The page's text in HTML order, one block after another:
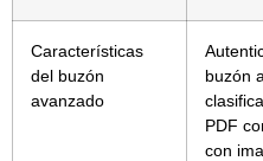
Características
del buzón
avanzado
buzón
PDF
con